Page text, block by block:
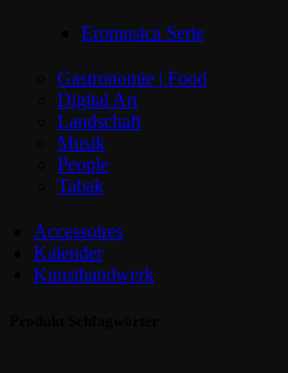
Eromusica Serie
Gastronomie | Food
Digital Art
Landschaft
Musik
People
Tabak
Accessoires
Kalender
Kunsthandwerk